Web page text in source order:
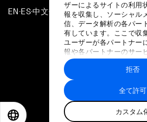
ザーによるサイトの利用
報を収集し、ソーシャル
信、データ解析の各パー
有しています。ここで収
ユーザーが各パートナー
報や各パートナーのサー
に収集された情報と組み
トナーによって使用され
す。
全て許可
カスタム
拒否
EN ▪ ES▪中文▪ 日本語
プライバシーポリシーと利
サイトマップ
©
世界経済フォー